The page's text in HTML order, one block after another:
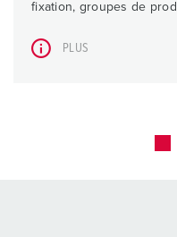
fixation, groupes de
PLUS